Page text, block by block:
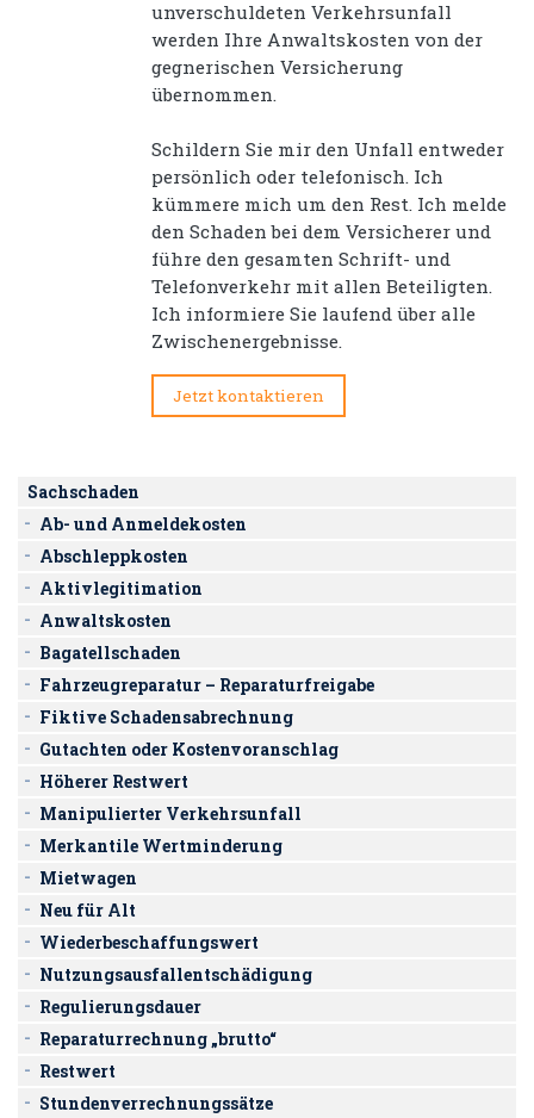
unverschuldeten Verkehrsunfall
werden Ihre Anwaltskosten von der
gegnerischen Versicherung
übernommen.
Schildern Sie mir den Unfall entweder
persönlich oder telefonisch. Ich
kümmere mich um den Rest. Ich melde
den Schaden bei dem Versicherer und
führe den gesamten Schrift- und
Telefonverkehr mit allen Beteiligten.
Ich informiere Sie laufend über alle
Zwischenergebnisse.
Jetzt kontaktieren
Sachschaden
Ab- und Anmeldekosten
Abschleppkosten
Aktivlegitimation
Anwaltskosten
Bagatellschaden
Fahrzeugreparatur – Reparaturfreigabe
Fiktive Schadensabrechnung
Gutachten oder Kostenvoranschlag
Höherer Restwert
Manipulierter Verkehrsunfall
Merkantile Wertminderung
Mietwagen
Neu für Alt
Wiederbeschaffungswert
Nutzungsausfallentschädigung
Regulierungsdauer
Reparaturrechnung „brutto“
Restwert
Stundenverrechnungssätze